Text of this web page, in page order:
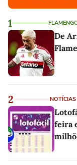
1
De
2 NOTÍCIAS
feira